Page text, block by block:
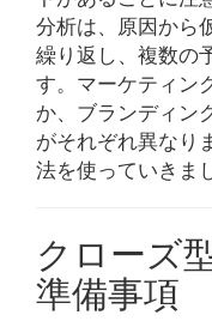
分析は、原因から
繰り返し、複数の
す。マーケティン
か、ブランディン
がそれぞれ異なり
法を使っていきま
クローズ
準備事項